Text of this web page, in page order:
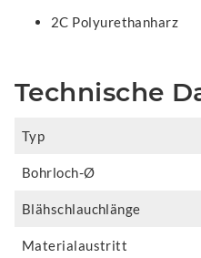
2C Polyurethanharz
Technische
Typ
Bohrloch-Ø
Blähschlauchlänge
Materialaustritt